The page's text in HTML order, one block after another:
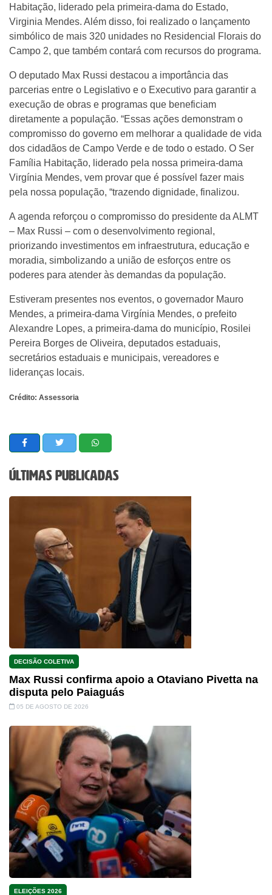
Habitação, liderado pela primeira-dama do Estado,
Virginia Mendes. Além disso, foi realizado o lançamento
simbólico de mais 320 unidades no Residencial Florais do
Campo 2, que também contará com recursos do programa.
O deputado Max Russi destacou a importância das
parcerias entre o Legislativo e o Executivo para garantir a
execução de obras e programas que beneficiam
diretamente a população. “Essas ações demonstram o
compromisso do governo em melhorar a qualidade de vida
dos cidadãos de Campo Verde e de todo o estado. O Ser
Família Habitação, liderado pela nossa primeira-dama
Virgínia Mendes, vem provar que é possível fazer mais
pela nossa população, “trazendo dignidade, finalizou.
A agenda reforçou o compromisso do presidente da ALMT
– Max Russi – com o desenvolvimento regional,
priorizando investimentos em infraestrutura, educação e
moradia, simbolizando a união de esforços entre os
poderes para atender às demandas da população.
Estiveram presentes nos eventos, o governador Mauro
Mendes, a primeira-dama Virgínia Mendes, o prefeito
Alexandre Lopes, a primeira-dama do município, Rosilei
Pereira Borges de Oliveira, deputados estaduais,
secretários estaduais e municipais, vereadores e
lideranças locais.
Crédito: Assessoria
Últimas Publicadas
DECISÃO COLETIVA
Max Russi confirma apoio a Otaviano Pivetta na
disputa pelo Paiaguás
05 DE AGOSTO DE 2026
ELEIÇÕES 2026